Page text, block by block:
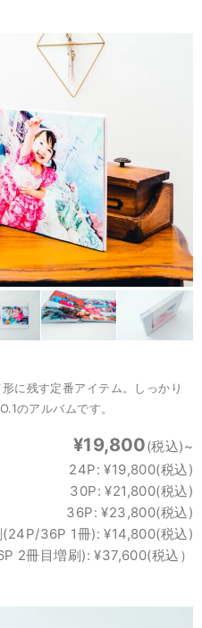
に残す定番アイテム。しっかり
のアルバムです。
¥19,800(税込)~
24P: ¥19,800(税込)
30P: ¥21,800(税込)
36P: ¥23,800(税込)
(24P/36P 1冊): ¥14,800(税込)
2冊目増刷): ¥37,600(税込）